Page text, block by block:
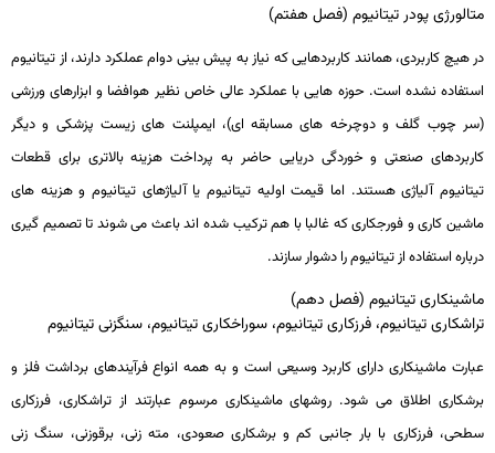
متالورژی پودر تیتانیوم (فصل هفتم)
در هیچ کاربردی، همانند کاربردهایی که نیاز به پیش­ بینی دوام عملکرد دارند، از تیتانیوم
استفاده نشده است. حوزه­ هایی با عملکرد عالی خاص نظیر هوافضا و ابزارهای ورزشی
(سر چوب گلف و دوچرخه­ های مسابقه­ ای)، ایمپلنت­ های زیست­ پزشکی و دیگر
کاربردهای صنعتی و خوردگی دریایی حاضر به پرداخت هزینه بالاتری برای قطعات
تیتانیوم آلیاژی هستند. اما قیمت اولیه تیتانیوم یا آلیاژهای تیتانیوم و هزینه­ های
ماشین­ کاری و فورج­کاری که غالبا با هم ترکیب شده اند باعث می شوند تا تصمیم­ گیری
درباره استفاده از تیتانیوم را دشوار سازند.
ماشینکاری تیتانیوم (فصل دهم)
تراشکاری تیتانیوم، فرزکاری تیتانیوم، سوراخکاری تیتانیوم، سنگزنی تیتانیوم
عبارت ماشین­کاری دارای کاربرد وسیعی است و به همه انواع فرآیندهای برداشت فلز و
برشکاری اطلاق می­ شود. روش­های ماشین­کاری مرسوم عبارتند از تراشکاری، فرزکاری
سطحی، فرزکاری با بار جانبی کم و برشکاری صعودی، مته ­زنی، برقوزنی، سنگ ­زنی